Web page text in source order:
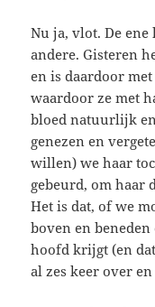
Nu ja, vlot. De
andere. Gisteren
en is daardoor
waardoor ze met
bloed natuurlijk
genezen en
willen) we haar
gebeurd, om haar
Het is dat, of we
boven en
hoofd krijgt (en
al zes keer over